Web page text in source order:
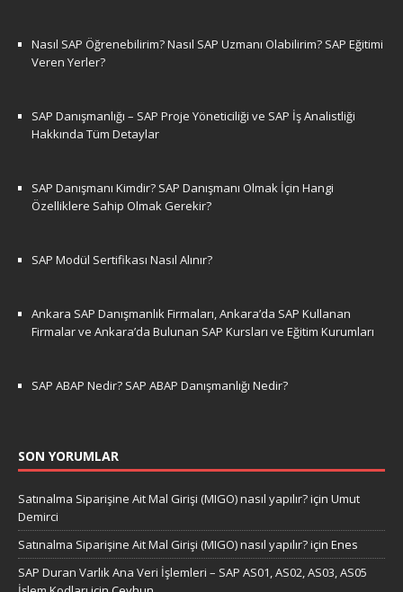
Nasıl SAP Öğrenebilirim? Nasıl SAP Uzmanı Olabilirim? SAP Eğitimi
Veren Yerler?
SAP Danışmanlığı – SAP Proje Yöneticiliği ve SAP İş Analistliği
Hakkında Tüm Detaylar
SAP Danışmanı Kimdir? SAP Danışmanı Olmak İçin Hangi
Özelliklere Sahip Olmak Gerekir?
SAP Modül Sertifikası Nasıl Alınır?
Ankara SAP Danışmanlık Firmaları, Ankara’da SAP Kullanan
Firmalar ve Ankara’da Bulunan SAP Kursları ve Eğitim Kurumları
SAP ABAP Nedir? SAP ABAP Danışmanlığı Nedir?
SON YORUMLAR
Satınalma Siparişine Ait Mal Girişi (MIGO) nasıl yapılır?için Umut
Demirci
Satınalma Siparişine Ait Mal Girişi (MIGO) nasıl yapılır?için Enes
SAP Duran Varlık Ana Veri İşlemleri – SAP AS01, AS02, AS03, AS05